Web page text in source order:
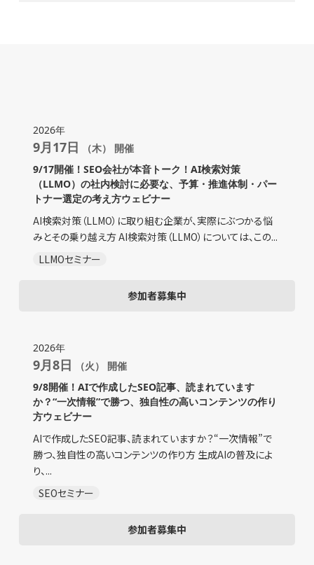
2026年
9月17日 （木） 開催
9/17開催！SEO会社が本音トーク！AI検索対策
（LLMO）の社内検討に必要な、予算・推進体制・パー
トナー選定の考え方ウェビナー
AI検索対策（LLMO）に取り組む企業が、実際にぶつかる悩
みとその乗り越え方 AI検索対策（LLMO）については、この...
LLMOセミナー
参加者募集中
2026年
9月8日 （火） 開催
9/8開催！AIで作成したSEO記事、読まれています
か？“一次情報”で勝つ、独自性の高いコンテンツの作り
方ウェビナー
AIで作成したSEO記事、読まれていますか？“一次情報”で
勝つ、独自性の高いコンテンツの作り方 生成AIの普及によ
り、...
SEOセミナー
参加者募集中